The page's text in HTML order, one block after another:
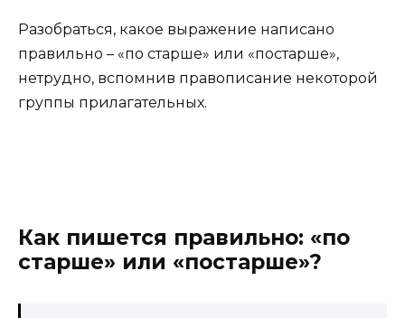
Разобраться, какое выражение написано
правильно – «по старше» или «постарше»,
нетрудно, вспомнив правописание некоторой
группы прилагательных.
Как пишется правильно: «по
старше» или «постарше»?